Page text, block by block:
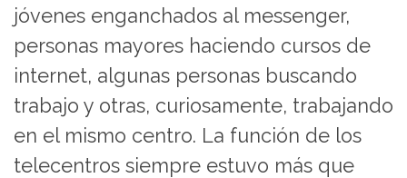
jóvenes enganchados al messenger,
personas mayores haciendo cursos de
internet, algunas personas buscando
trabajo y otras, curiosamente, trabajando
en el mismo centro. La función de los
telecentros siempre estuvo más que